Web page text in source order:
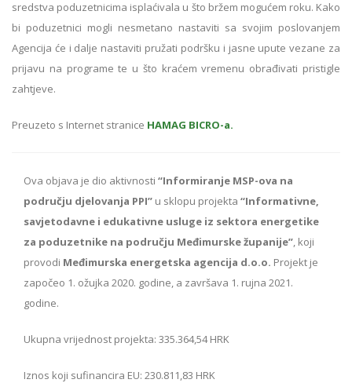
sredstva poduzetnicima isplaćivala u što bržem mogućem roku. Kako
bi poduzetnici mogli nesmetano nastaviti sa svojim poslovanjem
Agencija će i dalje nastaviti pružati podršku i jasne upute vezane za
prijavu na programe te u što kraćem vremenu obrađivati pristigle
zahtjeve.
Preuzeto s Internet stranice HAMAG BICRO-a.
Ova objava je dio aktivnosti “Informiranje MSP-ova na
području djelovanja PPI” u sklopu projekta “Informativne,
savjetodavne i edukativne usluge iz sektora energetike
za poduzetnike na području Međimurske županije”, koji
provodi Međimurska energetska agencija d.o.o. Projekt je
započeo 1. ožujka 2020. godine, a završava 1. rujna 2021.
godine.
Ukupna vrijednost projekta: 335.364,54 HRK
Iznos koji sufinancira EU: 230.811,83 HRK